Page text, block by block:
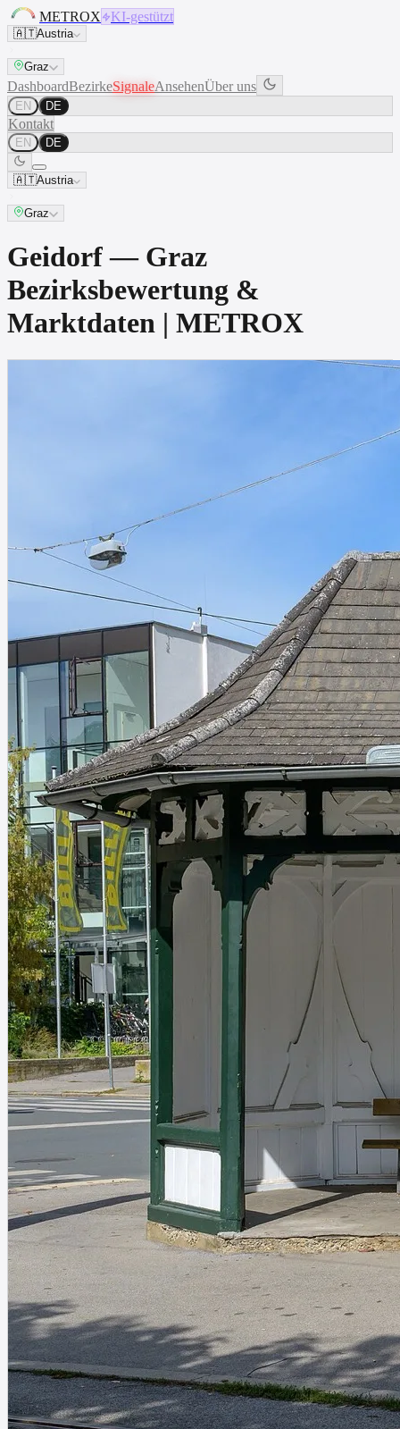
METROX KI-gestützt
🇦🇹Austria
Graz
DashboardBezirkeSignaleAnsehenÜber uns
EN DE
Kontakt
EN DE
🇦🇹Austria
Graz
Geidorf — Graz
Bezirksbewertung &
Marktdaten | METROX